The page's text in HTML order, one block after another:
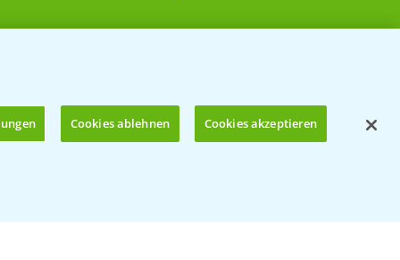
Cookies ablehnen Cookies akzeptieren